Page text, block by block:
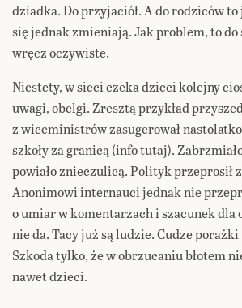
dziadka. Do przyjaciół. A do rodziców to
się jednak zmieniają. Jak problem, to
wręcz oczywiste.
Niestety, w sieci czeka dzieci kolejny
uwagi, obelgi. Zresztą przykład
z wiceministrów zasugerował
szkoły za granicą (infotutaj).
powiało znieczulicą. Polityk przeprosił
Anonimowi internauci jednak nie
o umiar w komentarzach i szacunek dla
nie da. Tacy już są ludzie. Cudze porażki
Szkoda tylko, że w obrzucaniu błotem
nawet dzieci.